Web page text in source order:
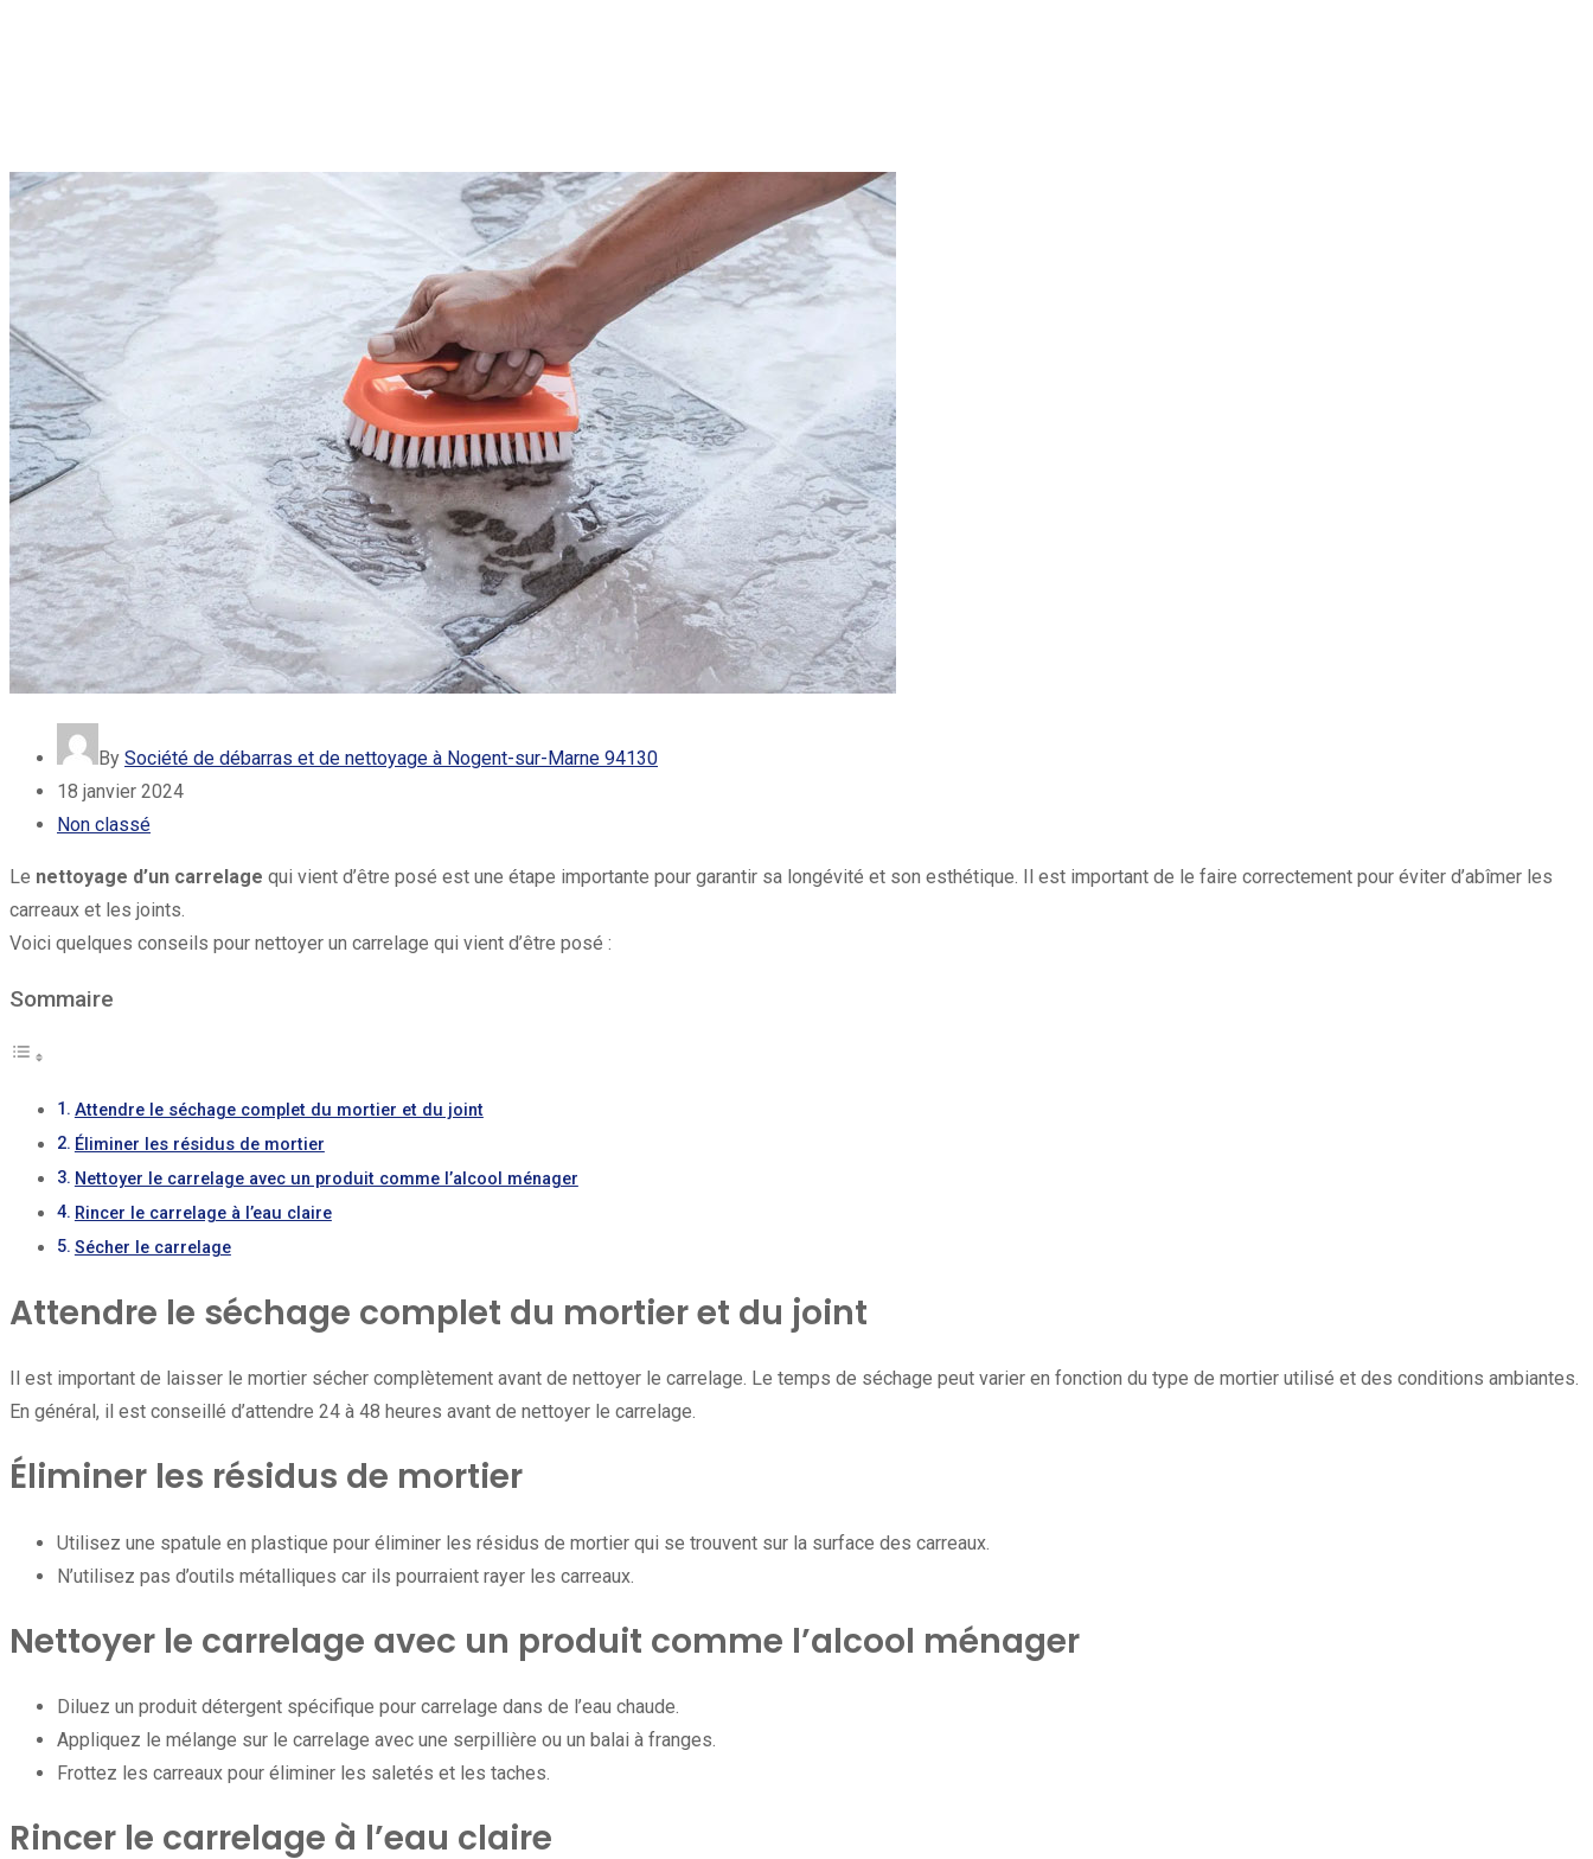
By Société de débarras et de nettoyage à Nogent-sur-Marne 94130
18 janvier 2024
Non classé
Le nettoyage d’un carrelage qui vient d’être posé est une étape importante pour garantir sa longévité et son esthétique. Il est important de le faire correctement pour éviter d’abîmer les
carreaux et les joints.
Voici quelques conseils pour nettoyer un carrelage qui vient d’être posé :
Sommaire
Attendre le séchage complet du mortier et du joint
Éliminer les résidus de mortier
Nettoyer le carrelage avec un produit comme l’alcool ménager
Rincer le carrelage à l’eau claire
Sécher le carrelage
Attendre le séchage complet du mortier et du joint
Il est important de laisser le mortier sécher complètement avant de nettoyer le carrelage. Le temps de séchage peut varier en fonction du type de mortier utilisé et des conditions ambiantes.
En général, il est conseillé d’attendre 24 à 48 heures avant de nettoyer le carrelage.
Éliminer les résidus de mortier
Utilisez une spatule en plastique pour éliminer les résidus de mortier qui se trouvent sur la surface des carreaux.
N’utilisez pas d’outils métalliques car ils pourraient rayer les carreaux.
Nettoyer le carrelage avec un produit comme l’alcool ménager
Diluez un produit détergent spécifique pour carrelage dans de l’eau chaude.
Appliquez le mélange sur le carrelage avec une serpillière ou un balai à franges.
Frottez les carreaux pour éliminer les saletés et les taches.
Rincer le carrelage à l’eau claire